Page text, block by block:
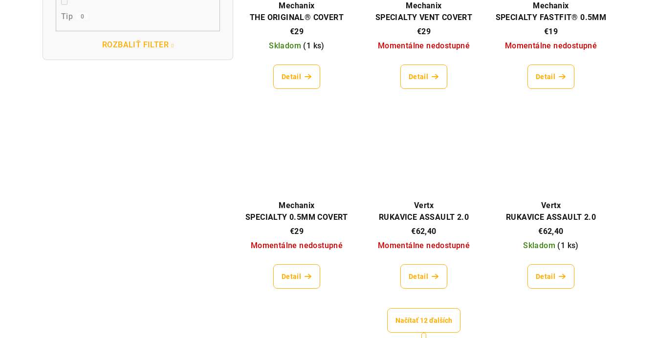
Tip 0
ROZBALIŤ FILTER
THE ORIGINAL® COVERT
Mechanix
€29
Skladom (1 ks)
Detail
SPECIALTY VENT COVERT
Mechanix
€29
Momentálne nedostupné
Detail
SPECIALTY FASTFIT® 0.5MM
COVERT
Mechanix
€19
Momentálne nedostupné
Detail
SPECIALTY 0.5MM COVERT
Mechanix
€29
Momentálne nedostupné
Detail
RUKAVICE ASSAULT 2.0
(RANGER GREEN)
Vertx
€62,40
Momentálne nedostupné
Detail
RUKAVICE ASSAULT 2.0
(BLACK)
Vertx
€62,40
Skladom (1 ks)
Detail
Načítať 12 ďalších